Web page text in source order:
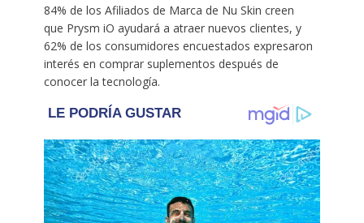
84% de los Afiliados de Marca de Nu Skin creen
que Prysm iO ayudará a atraer nuevos clientes, y
62% de los consumidores encuestados expresaron
interés en comprar suplementos después de
conocer la tecnología.